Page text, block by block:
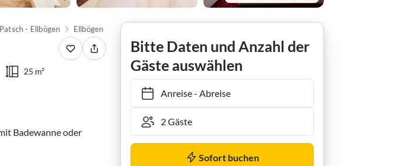
- Ellbögen Ellbögen Ferienzimmer Dreibettzimmer
25 m²
Badewanne oder
Bitte Daten und Anzahl der
Gäste auswählen
Anreise- Abreise
Sofort buchen